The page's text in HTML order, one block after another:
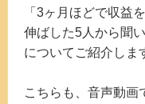
「3ヶ月ほどで収益
伸ばした5人から聞い
についてご紹介しま
こちらも、音声動画